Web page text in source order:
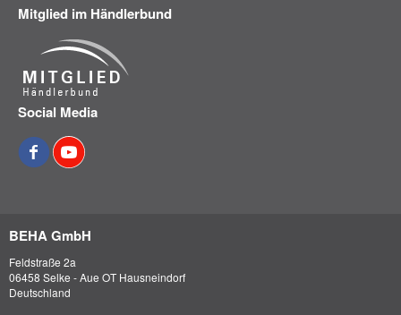
Mitglied im Händlerbund
Social Media
BEHA GmbH
Feldstraße 2a
06458 Selke - Aue OT Hausneindorf
Deutschland